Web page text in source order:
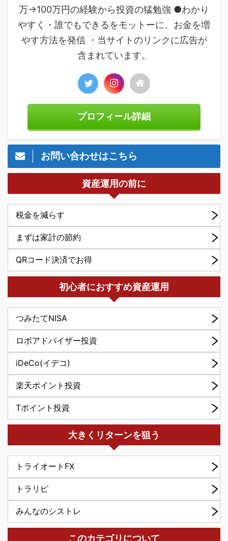
万→100万円の経験から投資の猛勉強 ●わかり
やすく・誰でもできるをモットーに、お金を増
やす方法を発信 ・当サイトのリンクに広告が
含まれています。
プロフィール詳細
お問い合わせはこちら
資産運用の前に
税金を減らす
まずは家計の節約
QRコード決済でお得
初心者におすすめ資産運用
つみたてNISA
ロボアドバイザー投資
iDeCo(イデコ)
楽天ポイント投資
Tポイント投資
大きくリターンを狙う
トライオートFX
トラリピ
みんなのシストレ
このカテゴリについて